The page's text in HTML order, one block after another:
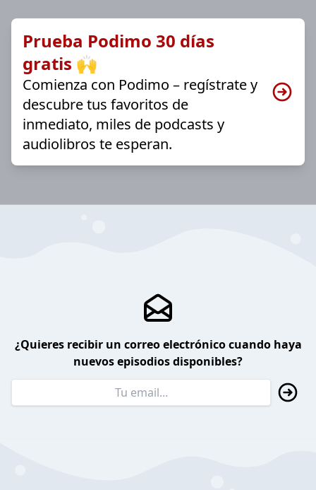
Prueba Podimo 30 días
gratis 🙌
Comienza con Podimo – regístrate y
descubre tus favoritos de
inmediato, miles de podcasts y
audiolibros te esperan.
¿Quieres recibir un correo electrónico cuando haya
nuevos episodios disponibles?